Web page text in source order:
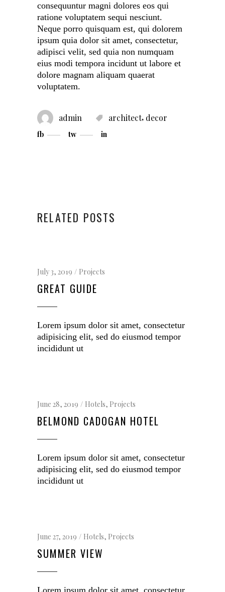
consequuntur magni dolores eos qui
ratione voluptatem sequi nesciunt.
Neque porro quisquam est, qui dolorem
ipsum quia dolor sit amet, consectetur,
adipisci velit, sed quia non numquam
eius modi tempora incidunt ut labore et
dolore magnam aliquam quaerat
voluptatem.
admin architect, decor
fb tw in
RELATED POSTS
July 3, 2019 Projects
GREAT GUIDE
Lorem ipsum dolor sit amet, consectetur
adipisicing elit, sed do eiusmod tempor
incididunt ut
June 28, 2019 Hotels, Projects
BELMOND CADOGAN HOTEL
Lorem ipsum dolor sit amet, consectetur
adipisicing elit, sed do eiusmod tempor
incididunt ut
June 27, 2019 Hotels, Projects
SUMMER VIEW
Lorem ipsum dolor sit amet, consectetur